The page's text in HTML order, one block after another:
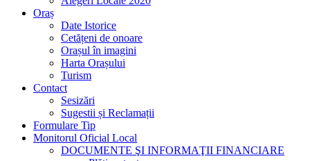
Oraș
Date Istorice
Cetățeni de onoare
Orașul în imagini
Harta Orașului
Turism
Contact
Sesizări
Sugestii și Reclamații
Formulare Tip
Monitorul Oficial Local
DOCUMENTE ŞI INFORMAŢII FINANCIARE